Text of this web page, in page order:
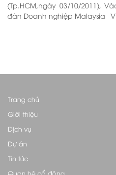
(Tp.HCM,ngày 03/10/2011),
đàn Doanh nghiệp Malaysia
Trang chủ
Giới thiệu
Dịch vụ
Dự án
Tin tức
Quan hệ cổ đông